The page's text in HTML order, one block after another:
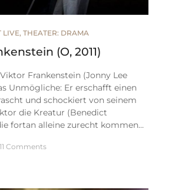
LIVE, THEATER: DRAMA
(O, 2011)
Frankenstein (Jonny Lee
Unmögliche: Er erschafft einen
und schockiert von seinem
die Kreatur (Benedict
fortan alleine zurecht kommen…
11 Comments